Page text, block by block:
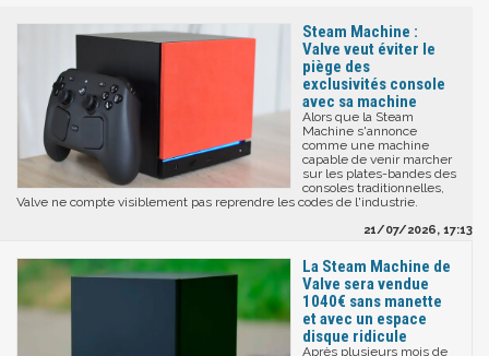
Steam Machine :
Valve veut éviter le
piège des
exclusivités console
avec sa machine
Alors que la Steam
Machine s'annonce
comme une machine
capable de venir marcher
sur les plates-bandes des
consoles traditionnelles,
Valve ne compte visiblement pas reprendre les codes de l'industrie.
21/07/2026, 17:13
La Steam Machine de
Valve sera vendue
1040€ sans manette
et avec un espace
disque ridicule
Après plusieurs mois de